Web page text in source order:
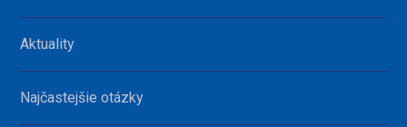
Aktuality
Najčastejšie otázky